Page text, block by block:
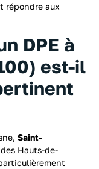
répondre aux
DPE à
est-il
Saint-
Hauts-de-